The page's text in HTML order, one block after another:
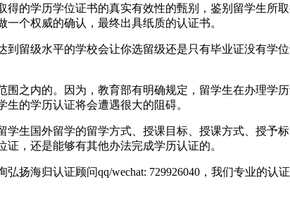
的学历学位证书的真实有效性的甄别，鉴别留学生所
个权威的确认，最终出具纸质的认证书。
留级水平的学校会让你选留级还是只有毕业证没有学
之内的。因为，教育部有明确规定，留学生在办理学
的学历认证将会遭遇很大的阻碍。
生国外留学的留学方式、授课目标、授课方式、授予
，还是能够有其他办法完成学历认证的。
海归认证顾问qq/wechat: 729926040，我们专业的认